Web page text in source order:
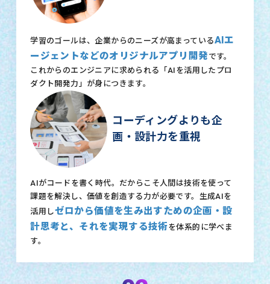
学習のゴールは、企業からのニーズが高まっているAIエ
ージェントなどのオリジナルアプリ開発です。
これからのエンジニアに求められる「AIを活用したプロ
ダクト開発力」が身につきます。
コーディングよりも企
画・設計力を重視
AIがコードを書く時代。だからこそ人間は技術を使って
課題を解決し、価値を創造する力が必要です。生成AIを
活用しゼロから価値を生み出すための企画・設
計思考と、それを実現する技術を体系的に学べま
す。